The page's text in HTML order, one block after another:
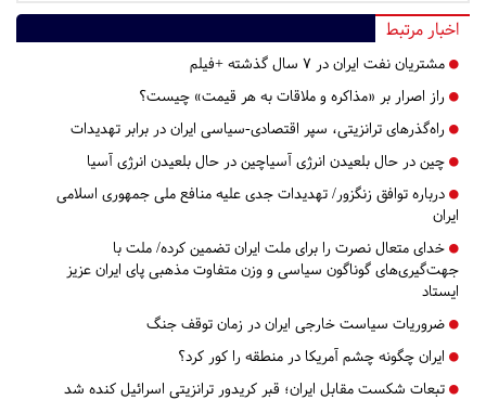
اخبار مرتبط
مشتریان نفت ایران در ۷ سال گذشته +فیلم
راز اصرار بر «مذاکره و ملاقات به هر قیمت» چیست؟
راه‌گذرهای ترانزیتی، سپر اقتصادی-سیاسی ایران در برابر تهدیدات
چین در حال بلعیدن انرژی آسیاچین در حال بلعیدن انرژی آسیا
درباره توافق زنگزور/ تهدیدات جدی علیه منافع ملی جمهوری اسلامی
ایران
خدای متعال نصرت را برای ملت ایران تضمین کرده/ ملت با
جهت‌گیری‌های گوناگون سیاسی و وزن متفاوت مذهبی پای ایران عزیز
ایستاد
ضروریات سیاست خارجی ایران در زمان توقف جنگ
ایران چگونه چشم آمریکا در منطقه را کور کرد؟
تبعات شکست مقابل ایران؛ قبر کریدور ترانزیتی اسرائیل کنده شد